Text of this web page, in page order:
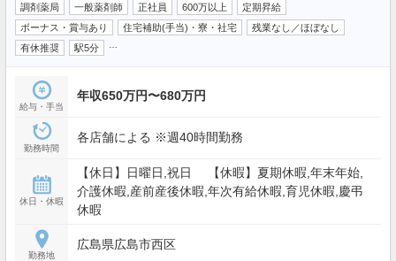
調剤薬局 一般薬剤師 正社員 600万以上
定期昇給
ボーナス・賞与あり
住宅補助(手当)・寮・社宅
残業なし／ほぼなし
有休推奨
駅5分
給与・手当
年収650万円〜680万円
勤務時間
各店舗による ※週40時間勤務
休日・休暇
【休日】日曜日,祝日 【休暇】夏期休暇,年末年始,
介護休暇,産前産後休暇,年次有給休暇,育児休暇,慶弔
休暇
勤務地
広島県広島市西区